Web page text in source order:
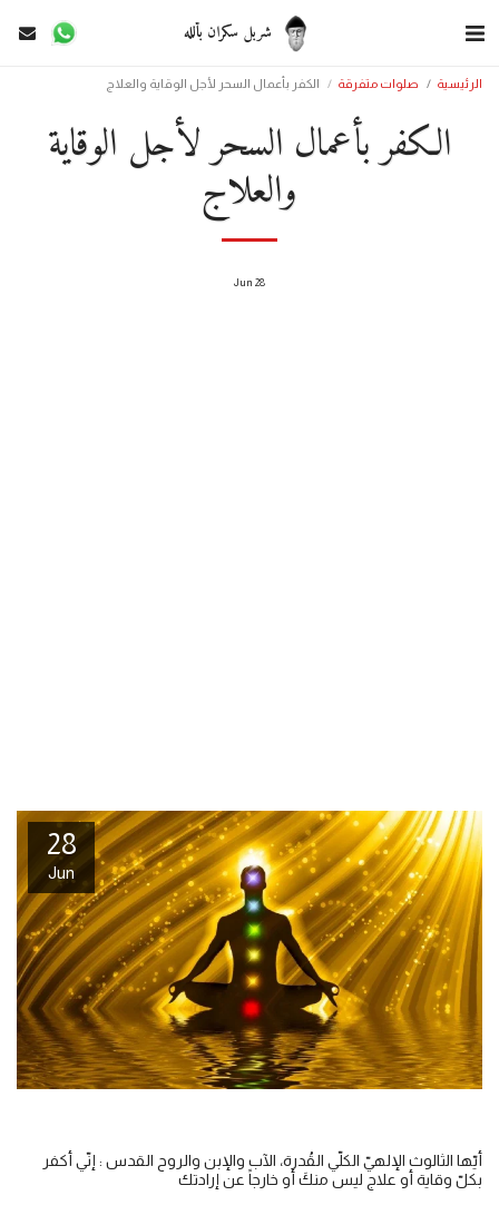
شربل سكران بألله
الرئيسية صلوات متفرقة الكفر بأعمال السحر لأجل الوقاية والعلاج
الكفر بأعمال السحر لأجل الوقاية
والعلاج
28
Jun
28
Jun
أيّها الثالوث الإلهيّ الكلّي القُدرة، الآب والإبن والروح القدس : إنّي أكفر
بكلّ وقاية أو علاج‎ ليس منكَ أو خارجاً عن إرادتك